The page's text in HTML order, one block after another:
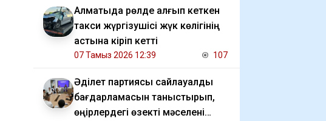
Алматыда рөлде қалғып кеткен
такси жүргізушісі жүк көлігінің
астына кіріп кетті
07 Тамыз 2026 12:39 107
Әділет партиясы сайлауалды
бағдарламасын таныстырып,
өңірлердегі өзекті мәселені